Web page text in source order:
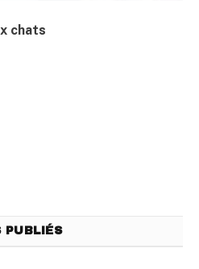
chats
PUBLIÉS